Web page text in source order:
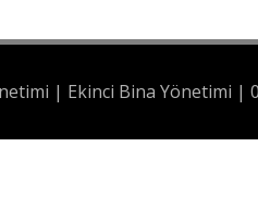
| Ekinci Bina Yönetimi |